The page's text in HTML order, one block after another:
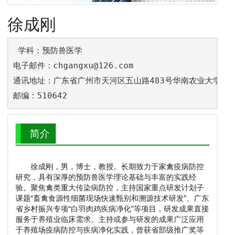
徐成刚
学科：预防兽医学
电子邮件：chgangxu@126.com
通讯地址：广东省广州市天河区五山路483号华南农业大学
邮编：510642
简介
徐成刚，男，博士，教授。长期致力于家禽疫病防控
研究，具有深厚的预防兽医学理论基础与丰富的实践经
验。聚焦禽类重大传染病防控，主持国家重点研发计划子
课题“畜禽食源性细菌现场快速甄别和溯源技术研发”、广东
省乡村振兴专项“白羽肉鸡疾病净化”等项目，研发成果直接
服务于养殖业临床需求。主持或参与研发的成果广泛应用
于养殖场疫病防控与疾病净化实践，曾获省部级推广奖等